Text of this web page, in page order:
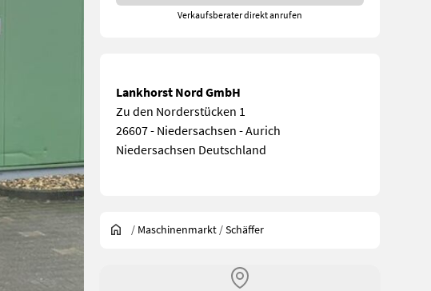
Verkaufsberater direkt anrufen
Lankhorst Nord GmbH
Zu den Norderstücken 1
26607 - Niedersachsen - Aurich
Niedersachsen Deutschland
/ Maschinenmarkt /Schäffer